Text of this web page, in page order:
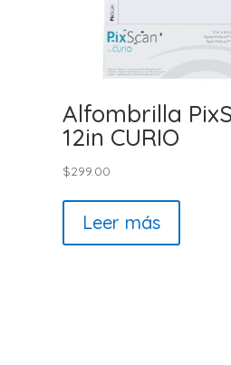
Alfombrilla
12in CURIO
$299.00
Leer más